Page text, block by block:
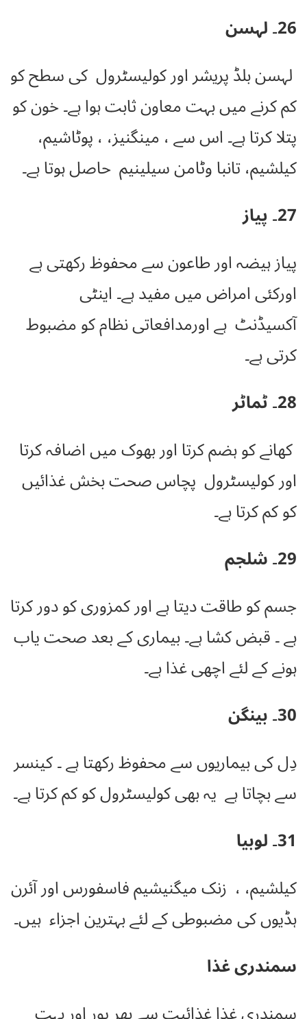
26۔ لہسن
لہسن بلڈ پریشر اور کولیسٹرول کی سطح کو
کم کرنے میں بہت معاون ثابت ہوا ہے۔ خون کو
پتلا کرتا ہے۔ اس سے ، مینگنیز، ، پوٹاشیم،
کیلشیم، تانبا وٹامن سیلینیم حاصل ہوتا ہے۔
27۔ پیاز
پیاز ہیضہ اور طاعون سے محفوظ رکھتی ہے
اورکئی امراض میں مفید ہے۔ اینٹی
آکسیڈنٹ ہے اورمدافعاتی نظام کو مضبوط
کرتی ہے۔
28۔ ٹماٹر
کھانے کو ہضم کرتا اور بھوک میں اضافہ کرتا
اور کولیسٹرول پچاس صحت بخش غذائیں
کو کم کرتا ہے۔
29۔ شلجم
جسم کو طاقت دیتا ہے اور کمزوری کو دور کرتا
ہے ۔ قبض کشا ہے۔ بیماری کے بعد صحت یاب
ہونے کے لئے اچھی غذا ہے۔
30۔ بینگن
دِل کی بیماریوں سے محفوظ رکھتا ہے ۔ کینسر
سے بچاتا ہے یہ بھی کولیسٹرول کو کم کرتا ہے۔
31۔ لوبیا
کیلشیم، ، زنک میگنیشیم فاسفورس اور آئرن
ہڈیوں کی مضبوطی کے لئے بہترین اجزاء ہیں۔
سمندری غذا